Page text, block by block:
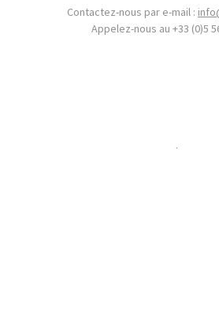
Contactez-nous par e-mail :
Appelez-nous au +33 (0)5
.